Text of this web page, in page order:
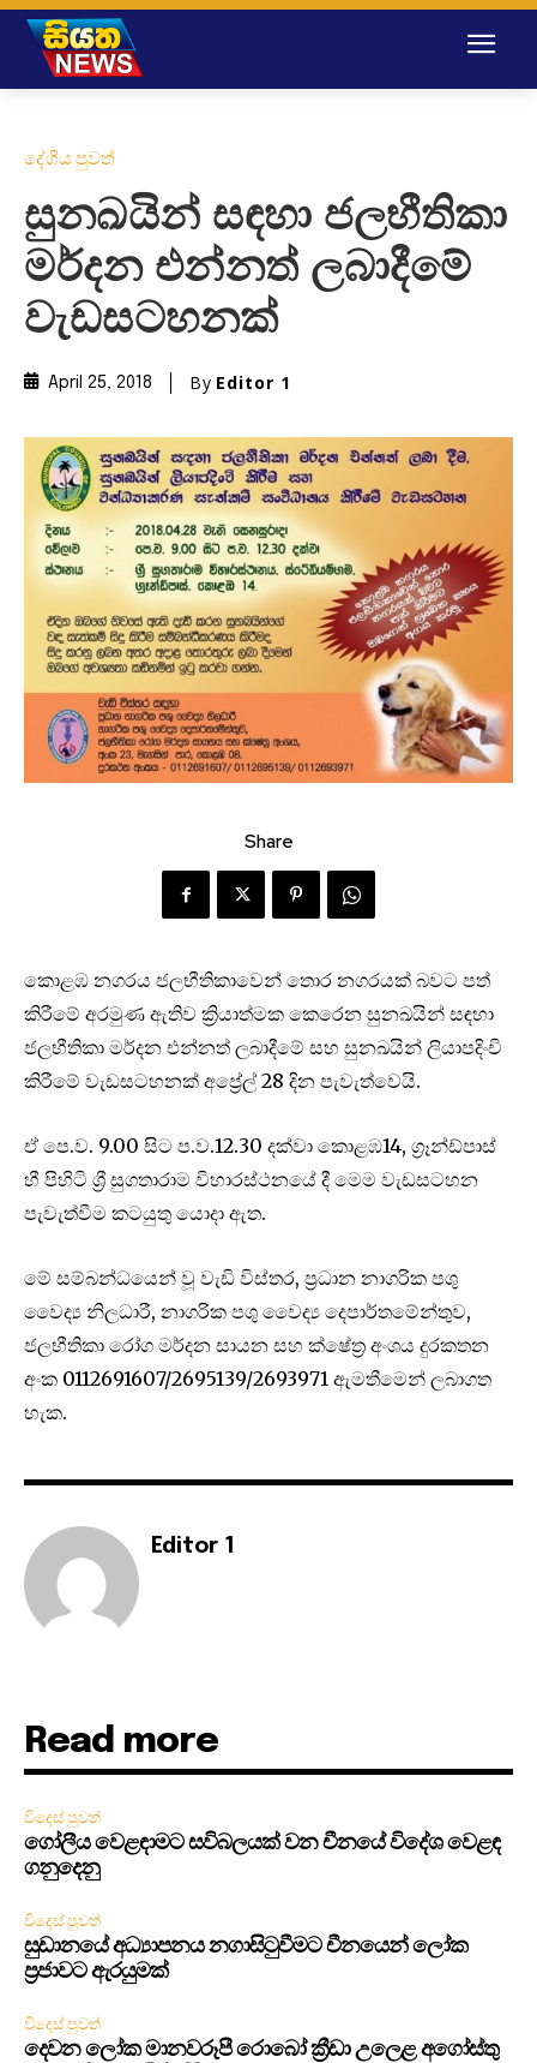
දේශීය පුවත්
සුනඛයින් සඳහා ජලභීතිකා
මර්දන එන්නත් ලබාදීමේ
වැඩසටහනක්
April 25, 2018 By Editor 1
Share
කොළඹ නගරය ජලභීතිකාවෙන් තොර නගරයක් බවට පත්
කිරීමේ අරමුණ ඇතිව ක්‍රියාත්මක කෙරෙන සුනඛයින් සඳහා
ජලභීතිකා මර්දන එන්නත් ලබාදීමේ සහ සුනඛයින් ලියාපදිංචි
කිරීමේ වැඩසටහනක් අප්‍රේල් 28 දින පැවැත්වෙයි.
ඒ පෙ.ව. 9.00 සිට ප.ව.12.30 දක්වා කොළඹ14, ග්‍රෑන්ඩ්පාස්
හී පිහිටි ශ්‍රී සුගතාරාම විහාරස්ථනයේ දී මෙම වැඩසටහන
පැවැත්වීම කටයුතු යොදා ඇත.
මේ සම්බන්ධයෙන් වූ වැඩි විස්තර, ප්‍රධාන නාගරික පශු
වෛද්‍ය නිලධාරී, නාගරික පශු වෛද්‍ය දෙපාර්තමේන්තුව,
ජලභීතිකා රෝග මර්දන සායන සහ ක්ෂේත්‍ර අංශය දුරකතන
අංක 0112691607/2695139/2693971 ඇමතීමෙන් ලබාගත
හැක.
Editor 1
Read more
විදෙස් පුවත්
ගෝලීය වෙළඳාමට සවිබලයක් වන චීනයේ විදේශ වෙළඳ
ගනුදෙනු
විදෙස් පුවත්
සුඩානයේ අධ්‍යාපනය නගාසිටුවීමට චීනයෙන් ලෝක
ප්‍රජාවට ඇරයුමක්
විදෙස් පුවත්
දෙවන ලෝක මානවරූපී රොබෝ ක්‍රීඩා උලෙළ අගෝස්තු